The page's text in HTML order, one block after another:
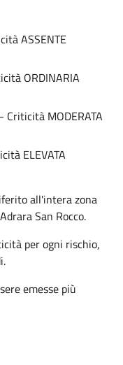
ASSENTE
ORDINARIA
Criticità MODERATA
ELEVATA
all'intera zona
San Rocco.
per ogni rischio,
emesse più